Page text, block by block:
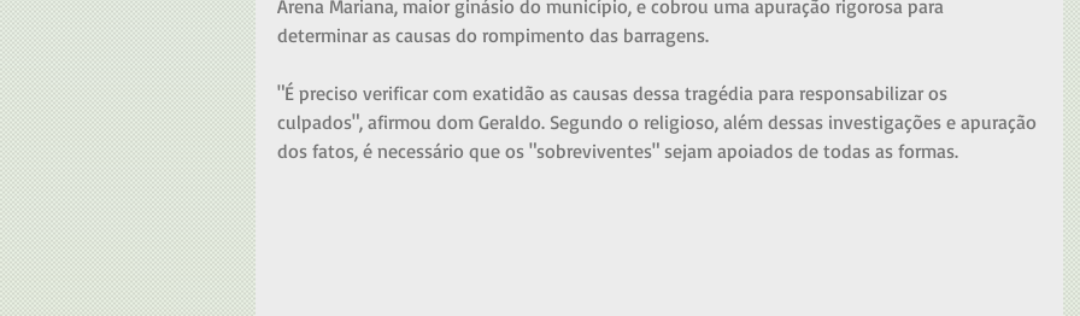
Arena Mariana, maior ginásio do município, e cobrou uma apuração rigorosa para
determinar as causas do rompimento das barragens.
"É preciso verificar com exatidão as causas dessa tragédia para responsabilizar os
culpados", afirmou dom Geraldo. Segundo o religioso, além dessas investigações e apuração
dos fatos, é necessário que os "sobreviventes" sejam apoiados de todas as formas.